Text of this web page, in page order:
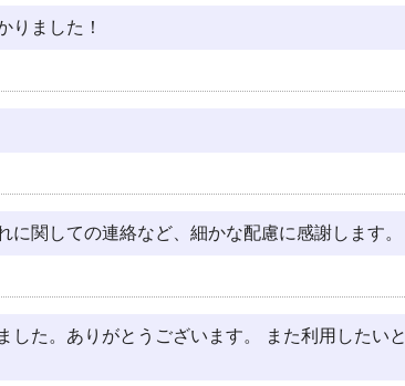
りました！
関しての連絡など、細かな配慮に感謝します。
た。ありがとうございます。 また利用したいと